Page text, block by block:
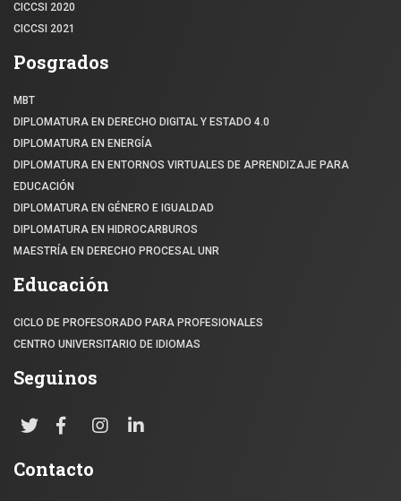
CICCSI 2020
CICCSI 2021
Posgrados
MBT
DIPLOMATURA EN DERECHO DIGITAL Y ESTADO 4.0
DIPLOMATURA EN ENERGÍA
DIPLOMATURA EN ENTORNOS VIRTUALES DE APRENDIZAJE PARA
EDUCACIÓN
DIPLOMATURA EN GÉNERO E IGUALDAD
DIPLOMATURA EN HIDROCARBUROS
MAESTRÍA EN DERECHO PROCESAL UNR
Educación
CICLO DE PROFESORADO PARA PROFESIONALES
CENTRO UNIVERSITARIO DE IDIOMAS
Seguinos
Contacto